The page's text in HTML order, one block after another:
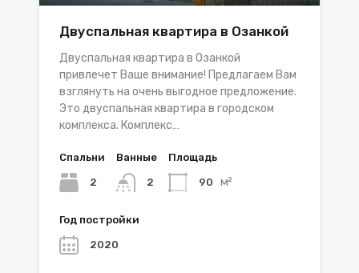
Двуспальная квартира в Озанкой
Двуспальная квартира в Озанкой
привлечет Ваше внимание! Предлагаем Вам
взглянуть на очень выгодное предложение.
Это двуспальная квартира в городском
комплекса. Комплекс…
Спальни
2
Ванные
2
Площадь
90 м²
Год постройки
2020